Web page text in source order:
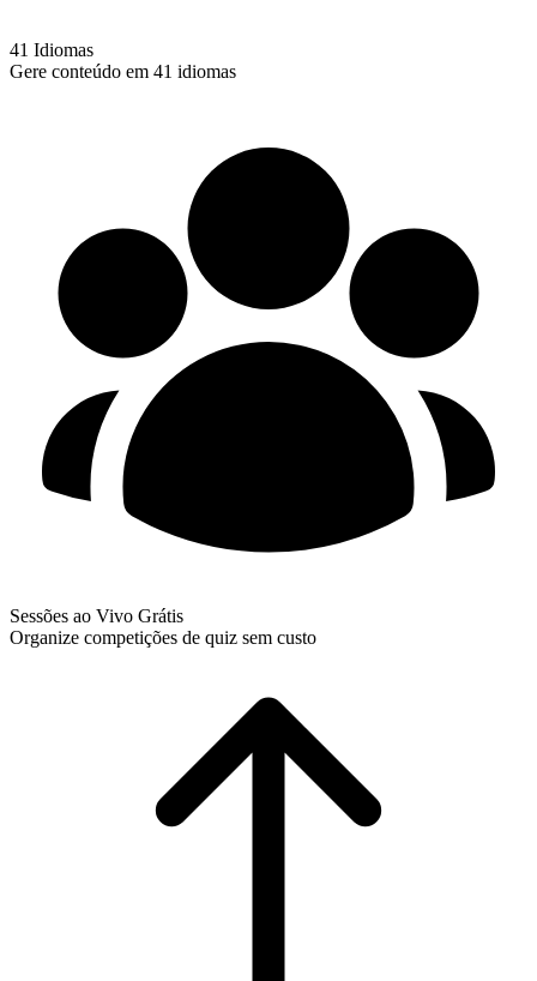
41 Idiomas
Gere conteúdo em 41 idiomas
Sessões ao Vivo Grátis
Organize competições de quiz sem custo